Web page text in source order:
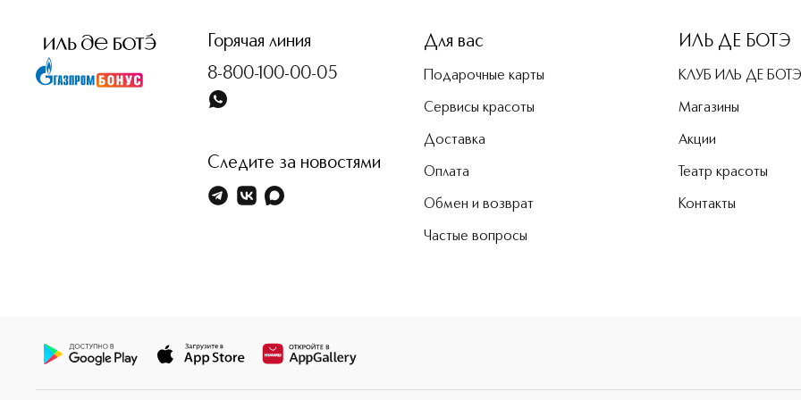
Горячая линия
8-800-100-00-05
Следите за новостями
Для вас
Подарочные карты
Сервисы красоты
Доставка
Оплата
Обмен и возврат
Частые вопросы
ИЛЬ ДЕ БОТЭ
КЛУБ ИЛЬ ДЕ БОТЭ
Магазины
Акции
Театр красоты
Контакты